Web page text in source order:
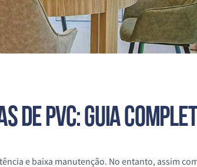
DE PVC: GUIA
e baixa manutenção. No entanto, assim